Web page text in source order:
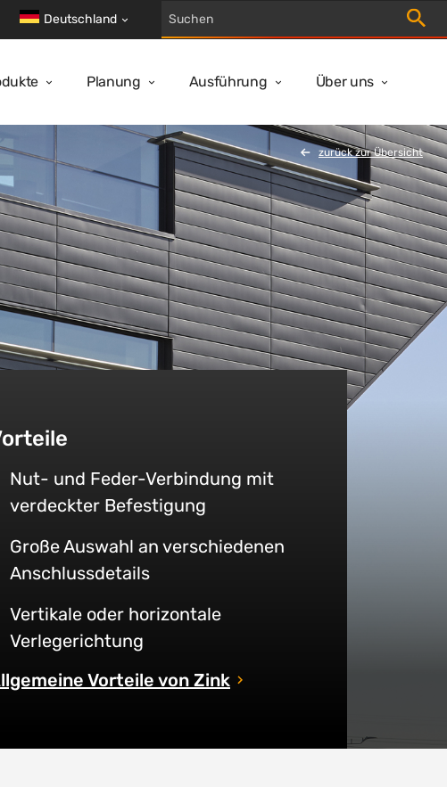
Planung Ausführung Über uns
Deutschland Suche
zurück zur Übersicht
Nut- und Feder-Verbindung mit
verdeckter Befestigung
Große Auswahl an verschiedenen
Anschlussdetails
Vertikale oder horizontale
Verlegerichtung
Vorteile von Zink